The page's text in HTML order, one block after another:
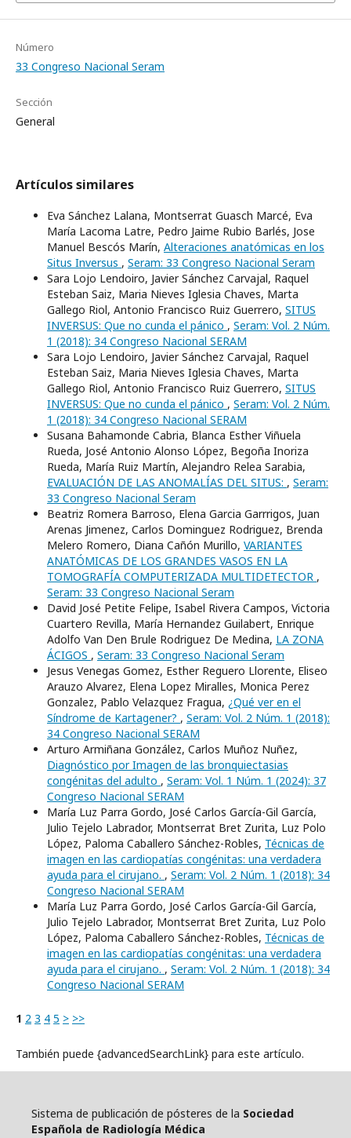
Número
33 Congreso Nacional Seram
Sección
General
Artículos similares
Eva Sánchez Lalana, Montserrat Guasch Marcé, Eva
María Lacoma Latre, Pedro Jaime Rubio Barlés, Jose
Manuel Bescós Marín, Alteraciones anatómicas en los
Situs Inversus , Seram: 33 Congreso Nacional Seram
Sara Lojo Lendoiro, Javier Sánchez Carvajal, Raquel
Esteban Saiz, Maria Nieves Iglesia Chaves, Marta
Gallego Riol, Antonio Francisco Ruiz Guerrero, SITUS
INVERSUS: Que no cunda el pánico , Seram: Vol. 2 Núm.
1 (2018): 34 Congreso Nacional SERAM
Sara Lojo Lendoiro, Javier Sánchez Carvajal, Raquel
Esteban Saiz, Maria Nieves Iglesia Chaves, Marta
Gallego Riol, Antonio Francisco Ruiz Guerrero, SITUS
INVERSUS: Que no cunda el pánico , Seram: Vol. 2 Núm.
1 (2018): 34 Congreso Nacional SERAM
Susana Bahamonde Cabria, Blanca Esther Viñuela
Rueda, José Antonio Alonso López, Begoña Inoriza
Rueda, María Ruiz Martín, Alejandro Relea Sarabia,
EVALUACIÓN DE LAS ANOMALÍAS DEL SITUS: , Seram:
33 Congreso Nacional Seram
Beatriz Romera Barroso, Elena Garcia Garrrigos, Juan
Arenas Jimenez, Carlos Dominguez Rodriguez, Brenda
Melero Romero, Diana Cañón Murillo, VARIANTES
ANATÓMICAS DE LOS GRANDES VASOS EN LA
TOMOGRAFÍA COMPUTERIZADA MULTIDETECTOR ,
Seram: 33 Congreso Nacional Seram
David José Petite Felipe, Isabel Rivera Campos, Victoria
Cuartero Revilla, María Hernandez Guilabert, Enrique
Adolfo Van Den Brule Rodriguez De Medina, LA ZONA
ÁCIGOS , Seram: 33 Congreso Nacional Seram
Jesus Venegas Gomez, Esther Reguero Llorente, Eliseo
Arauzo Alvarez, Elena Lopez Miralles, Monica Perez
Gonzalez, Pablo Velazquez Fragua, ¿Qué ver en el
Síndrome de Kartagener? , Seram: Vol. 2 Núm. 1 (2018):
34 Congreso Nacional SERAM
Arturo Armiñana González, Carlos Muñoz Nuñez,
Diagnóstico por Imagen de las bronquiectasias
congénitas del adulto , Seram: Vol. 1 Núm. 1 (2024): 37
Congreso Nacional SERAM
María Luz Parra Gordo, José Carlos García-Gil García,
Julio Tejelo Labrador, Montserrat Bret Zurita, Luz Polo
López, Paloma Caballero Sánchez-Robles, Técnicas de
imagen en las cardiopatías congénitas: una verdadera
ayuda para el cirujano. , Seram: Vol. 2 Núm. 1 (2018): 34
Congreso Nacional SERAM
María Luz Parra Gordo, José Carlos García-Gil García,
Julio Tejelo Labrador, Montserrat Bret Zurita, Luz Polo
López, Paloma Caballero Sánchez-Robles, Técnicas de
imagen en las cardiopatías congénitas: una verdadera
ayuda para el cirujano. , Seram: Vol. 2 Núm. 1 (2018): 34
Congreso Nacional SERAM
1 2 3 4 5 > >>
También puede {advancedSearchLink} para este artículo.
Sistema de publicación de pósteres de la Sociedad
Española de Radiología Médica